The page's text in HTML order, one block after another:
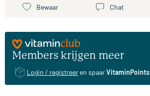
Bewaar Chat
Members krijgen meer
Login / registreer en spaarVitaminPoints